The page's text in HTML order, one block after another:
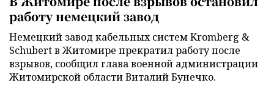
работу немецкий завод
Немецкий завод кабельных систем Kromberg &
Schubert в Житомире прекратил работу после
взрывов, сообщил глава военной администрации
Житомирской области Виталий Бунечко.